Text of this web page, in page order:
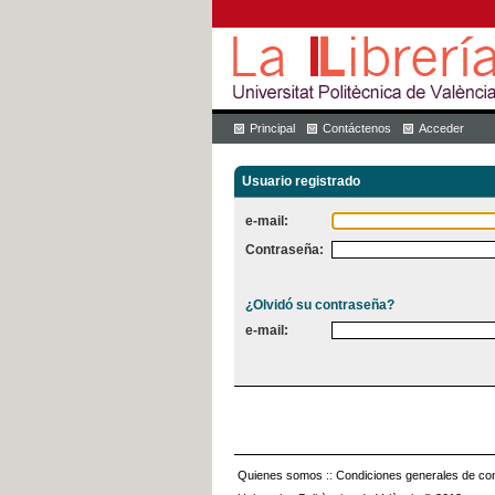
Principal Contáctenos Acceder
Usuario registrado
e-mail:
Contraseña:
¿Olvidó su contraseña?
e-mail:
Quienes somos :: Condiciones generales de